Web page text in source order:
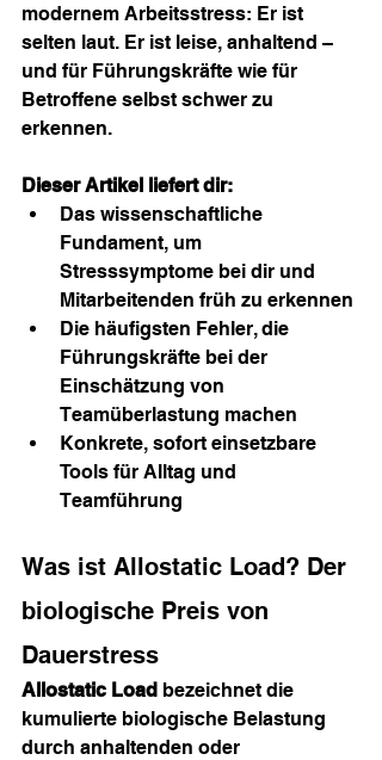
modernem Arbeitsstress: Er ist
selten laut. Er ist leise, anhaltend –
und für Führungskräfte wie für
Betroffene selbst schwer zu
erkennen.
Dieser Artikel liefert dir:
Das wissenschaftliche
Fundament, um
Stresssymptome bei dir und
Mitarbeitenden früh zu erkennen
Die häufigsten Fehler, die
Führungskräfte bei der
Einschätzung von
Teamüberlastung machen
Konkrete, sofort einsetzbare
Tools für Alltag und
Teamführung
Was ist Allostatic Load? Der
biologische Preis von
Dauerstress
Allostatic Load bezeichnet die
kumulierte biologische Belastung
durch anhaltenden oder